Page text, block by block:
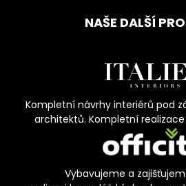
NAŠE DALŠÍ
Kompletní návrhy interiérů pod
architektů. Kompletní realizace
Vybavujeme a